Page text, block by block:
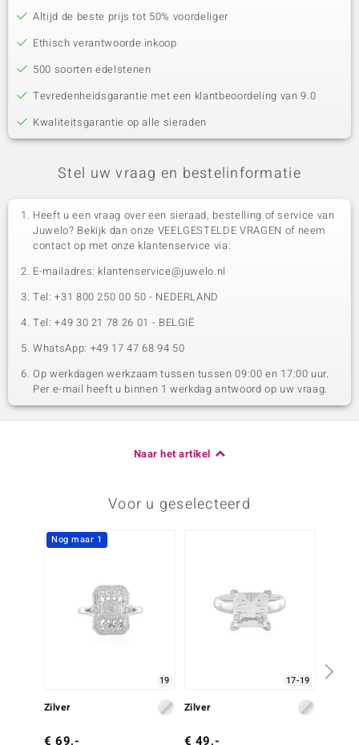
Altijd de beste prijs tot 50% voordeliger
Ethisch verantwoorde inkoop
500 soorten edelstenen
Tevredenheidsgarantie met een klantbeoordeling van 9.0
Kwaliteitsgarantie op alle sieraden
Stel uw vraag en bestelinformatie
Heeft u een vraag over een sieraad, bestelling of service van
Juwelo? Bekijk dan onze VEELGESTELDE VRAGEN of neem
contact op met onze klantenservice via:
E-mailadres: klantenservice@juwelo.nl
Tel: +31 800 250 00 50 - NEDERLAND
Tel: +49 30 21 78 26 01 - BELGIË
WhatsApp: +49 17 47 68 94 50
Op werkdagen werkzaam tussen tussen 09:00 en 17:00 uur.
Per e-mail heeft u binnen 1 werkdag antwoord op uw vraag.
Naar het artikel
Voor u geselecteerd
Nog maar 1
19
Zilver
€ 69,-
17-19
Zilver
€ 49,-